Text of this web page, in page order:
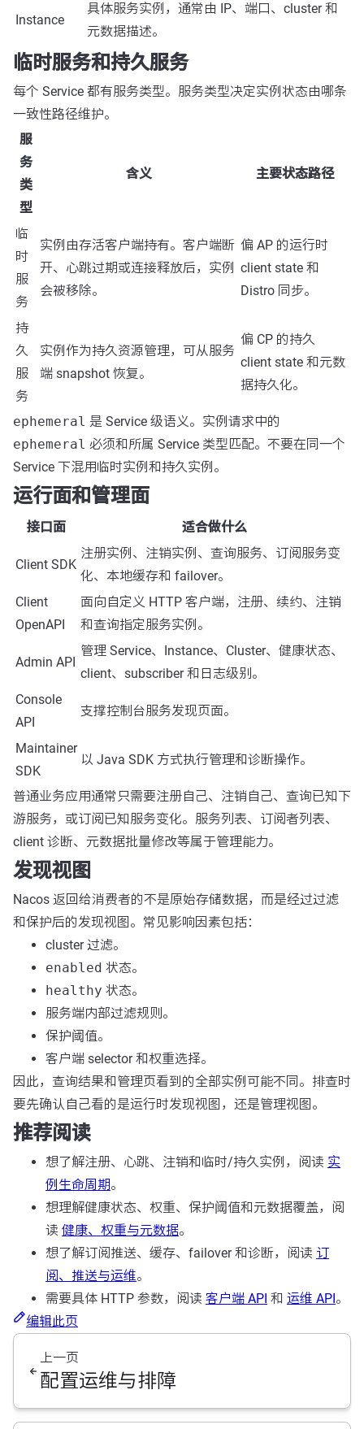
Instance
具体服务实例，通常由 IP、端口、cluster 和
元数据描述。
临时服务和持久服务
每个 Service 都有服务类型。服务类型决定实例状态由哪条
一致性路径维护。
服
务
类
型
含义 主要状态路径
临
时
服
务
实例由存活客户端持有。客户端断
开、心跳过期或连接释放后，实例
会被移除。
偏 AP 的运行时
client state 和
Distro 同步。
持
久
服
务
实例作为持久资源管理，可从服务
端 snapshot 恢复。
偏 CP 的持久
client state 和元数
据持久化。
ephemeral 是 Service 级语义。实例请求中的
ephemeral 必须和所属 Service 类型匹配。不要在同一个
Service 下混用临时实例和持久实例。
运行面和管理面
接口面 适合做什么
Client SDK
注册实例、注销实例、查询服务、订阅服务变
化、本地缓存和 failover。
Client
OpenAPI
面向自定义 HTTP 客户端，注册、续约、注销
和查询指定服务实例。
Admin API
管理 Service、Instance、Cluster、健康状态、
client、subscriber 和日志级别。
Console
API
支撑控制台服务发现页面。
Maintainer
SDK
以 Java SDK 方式执行管理和诊断操作。
普通业务应用通常只需要注册自己、注销自己、查询已知下
游服务，或订阅已知服务变化。服务列表、订阅者列表、
client 诊断、元数据批量修改等属于管理能力。
发现视图
Nacos 返回给消费者的不是原始存储数据，而是经过过滤
和保护后的发现视图。常见影响因素包括：
cluster 过滤。
enabled 状态。
healthy 状态。
服务端内部过滤规则。
保护阈值。
客户端 selector 和权重选择。
因此，查询结果和管理页看到的全部实例可能不同。排查时
要先确认自己看的是运行时发现视图，还是管理视图。
推荐阅读
想了解注册、心跳、注销和临时/持久实例，阅读 实
例生命周期。
想理解健康状态、权重、保护阈值和元数据覆盖，阅
读 健康、权重与元数据。
想了解订阅推送、缓存、failover 和诊断，阅读 订
阅、推送与运维。
需要具体 HTTP 参数，阅读 客户端 API 和 运维 API。
编辑此页
上一页
配置运维与排障